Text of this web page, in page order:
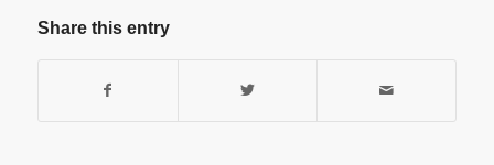
Share this entry